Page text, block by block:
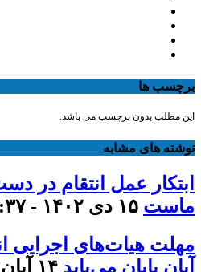
برچسب ها
این مطلب بدون برچسب می باشد.
نوشته های مشابه
ابتکار عمل انتقام در
ماست ۱۵ دی ۱۴۰۲ - ۱۳:۳۷
آبان پایان می‌یابد ۱۴ آبان ۱۴۰۲ - ۱۴:۱۸